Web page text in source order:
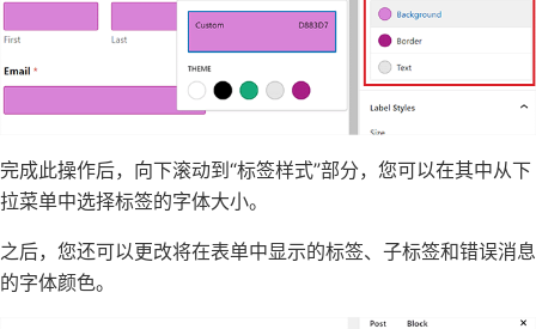
完成此操作后，向下滚动到“标签样式”部分，您可以在其中从下
拉菜单中选择标签的字体大小。
之后，您还可以更改将在表单中显示的标签、子标签和错误消息
的字体颜色。